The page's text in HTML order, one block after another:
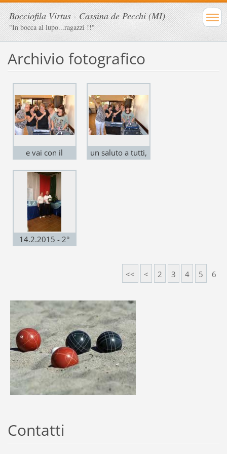
Bocciofila Virtus - Cassina de Pecchi (MI)
"In bocca al lupo...ragazzi !!"
Archivio fotografico
e vai con il
un saluto a tutti,
14.2.2015 - 2°
<< < 2 3 4 5 6
Contatti